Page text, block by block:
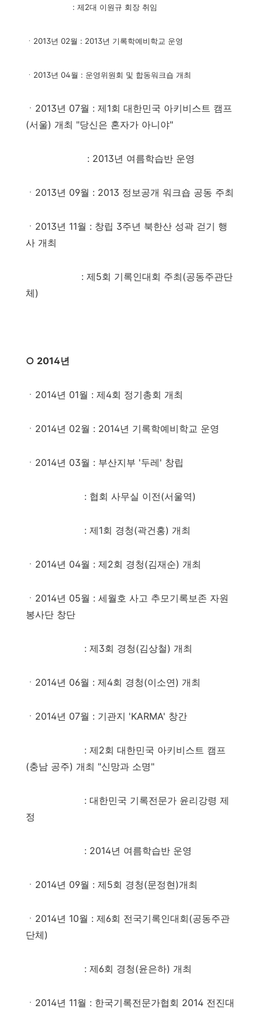
: 제2대 이원규 회장 취임
ㆍ2013년 02월 : 2013년 기록학예비학교 운영
ㆍ2013년 04월 : 운영위원회 및 합동워크숍 개최
ㆍ2013년 07월 : 제1회 대한민국 아키비스트 캠프
(서울) 개최 "당신은 혼자가 아니야"
: 2013년 여름학습반 운영
ㆍ2013년 09월 : 2013 정보공개 워크숍 공동 주최
ㆍ2013년 11월 : 창립 3주년 북한산 성곽 걷기 행
사 개최
: 제5회 기록인대회 주최(공동주관단
체)
○ 2014년
ㆍ2014년 01월 : 제4회 정기총회 개최
ㆍ2014년 02월 : 2014년 기록학예비학교 운영
ㆍ2014년 03월 : 부산지부 '두레' 창립
: 협회 사무실 이전(서울역)
: 제1회 경청(곽건홍) 개최
ㆍ2014년 04월 : 제2회 경청(김재순) 개최
ㆍ2014년 05월 : 세월호 사고 추모기록보존 자원
봉사단 창단
: 제3회 경청(김상철) 개최
ㆍ2014년 06월 : 제4회 경청(이소연) 개최
ㆍ2014년 07월 : 기관지 'KARMA' 창간
: 제2회 대한민국 아키비스트 캠프
(충남 공주) 개최 "신망과 소명"
: 대한민국 기록전문가 윤리강령 제
정
: 2014년 여름학습반 운영
ㆍ2014년 09월 : 제5회 경청(문정현)개최
ㆍ2014년 10월 : 제6회 전국기록인대회(공동주관
단체)
: 제6회 경청(윤은하) 개최
ㆍ2014년 11월 : 한국기록전문가협회 2014 전진대